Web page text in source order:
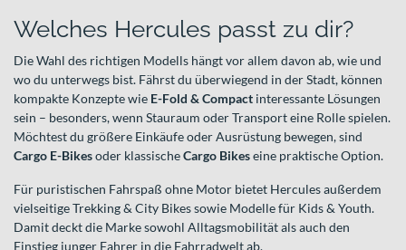
Welches Hercules passt zu dir?
Die Wahl des richtigen Modells hängt vor allem davon ab, wie und
wo du unterwegs bist. Fährst du überwiegend in der Stadt, können
kompakte Konzepte wie E-Fold & Compact interessante Lösungen
sein – besonders, wenn Stauraum oder Transport eine Rolle spielen.
Möchtest du größere Einkäufe oder Ausrüstung bewegen, sind
Cargo E-Bikesoder klassischeCargo Bikeseine praktische Option.
Für puristischen Fahrspaß ohne Motor bietet Hercules außerdem
vielseitige Trekking & City Bikes sowie Modelle für Kids & Youth.
Damit deckt die Marke sowohl Alltagsmobilität als auch den
Einstieg junger Fahrer in die Fahrradwelt ab.